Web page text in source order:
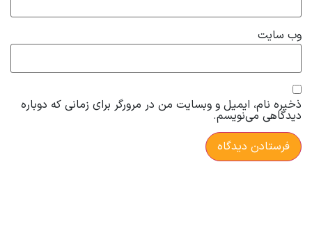
وب‌ سایت
ذخیره نام، ایمیل و وبسایت من در مرورگر برای زمانی که دوباره
دیدگاهی می‌نویسم.